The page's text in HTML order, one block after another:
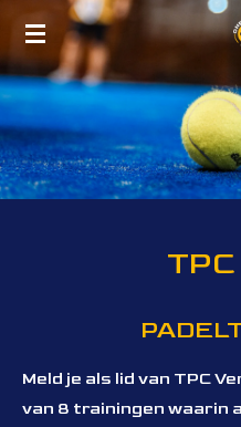
Ga
direct
naar
hoofdinhoud
Meld je als lid van TPC
van 8 trainingen waarin